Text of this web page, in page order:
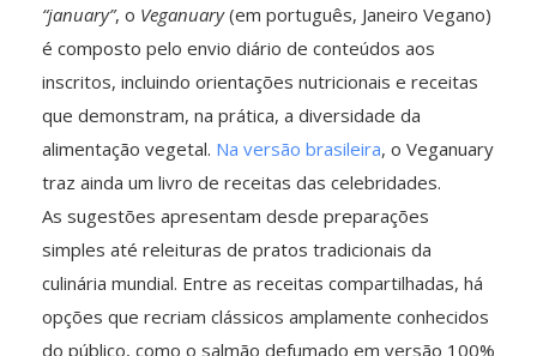
“january”, o Veganuary(em português, Janeiro Vegano)
é composto pelo envio diário de conteúdos aos
inscritos, incluindo orientações nutricionais e receitas
que demonstram, na prática, a diversidade da
alimentação vegetal. Na versão brasileira, o Veganuary
traz ainda um livro de receitas das celebridades.
As sugestões apresentam desde preparações
simples até releituras de pratos tradicionais da
culinária mundial. Entre as receitas compartilhadas, há
opções que recriam clássicos amplamente conhecidos
do público, como o salmão defumado em versão 100%